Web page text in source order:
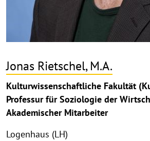
Jonas Rietschel, M.A.
Kulturwissenschaftliche Fakultät
Professur für Soziologie der
Akademischer Mitarbeiter
Logenhaus (LH)